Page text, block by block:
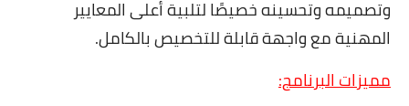
وتصميمه وتحسينه خصيصًا لتلبية أعلى المعايير
المهنية مع واجهة قابلة للتخصيص بالكامل.
مميزات البرنامج: